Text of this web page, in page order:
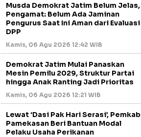
Musda Demokrat Jatim Belum Jelas,
Pengamat: Belum Ada Jaminan
Pengurus Saat Ini Aman dari Evaluasi
DPP
Kamis, 06 Agu 2026 12:42 WIB
Demokrat Jatim Mulai Panaskan
Mesin Pemilu 2029, Struktur Partai
hingga Anak Ranting Jadi Prioritas
Kamis, 06 Agu 2026 12:21 WIB
Lewat ‘Dasi Pak Hari Serasi’, Pemkab
Pamekasan Beri Bantuan Modal
Pelaku Usaha Perikanan